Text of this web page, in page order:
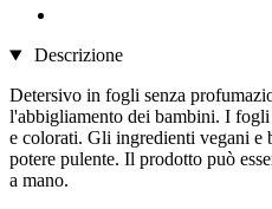
Descrizione
Detersivo in fogli senza
l'abbigliamento dei bambini. I
e colorati. Gli ingredienti vegani e
potere pulente. Il prodotto può
a mano.